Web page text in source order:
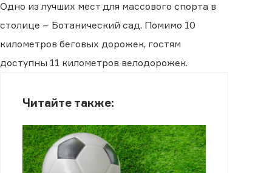
Одно из лучших мест для массового спорта в
столице − Ботанический сад. Помимо 10
километров беговых дорожек, гостям
доступны 11 километров велодорожек.
Читайте также: